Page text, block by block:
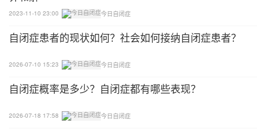
2023-11-10 23:00 今日自闭症
自闭症患者的现状如何？社会如何接纳自闭症患者？
2026-07-10 15:23 今日自闭症
自闭症概率是多少？自闭症都有哪些表现？
2026-07-18 17:58 今日自闭症